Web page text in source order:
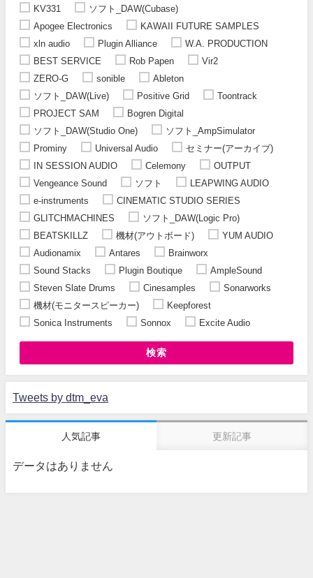
KV331
ソフト_DAW(Cubase)
Apogee Electronics
KAWAII FUTURE SAMPLES
xln audio
Plugin Alliance
W.A. PRODUCTION
BEST SERVICE
Rob Papen
Vir2
ZERO-G
sonible
Ableton
ソフト_DAW(Live)
Positive Grid
Toontrack
PROJECT SAM
Bogren Digital
ソフト_DAW(Studio One)
ソフト_AmpSimulator
Prominy
Universal Audio
セミナー(アーカイブ)
IN SESSION AUDIO
Celemony
OUTPUT
Vengeance Sound
ソフト
LEAPWING AUDIO
e-instruments
CINEMATIC STUDIO SERIES
GLITCHMACHINES
ソフト_DAW(Logic Pro)
BEATSKILLZ
機材(アウトボード)
YUM AUDIO
Audionamix
Antares
Brainworx
Sound Stacks
Plugin Boutique
AmpleSound
Steven Slate Drums
Cinesamples
Sonarworks
機材(モニタースピーカー)
Keepforest
Sonica Instruments
Sonnox Excite Audio
検索
Tweets by dtm_eva
人気記事 更新記事
データはありません